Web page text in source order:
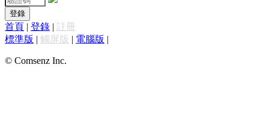
登錄
首頁 | 登錄 | 註冊
標準版 | 觸屏版 | 電腦版 |
© Comsenz Inc.